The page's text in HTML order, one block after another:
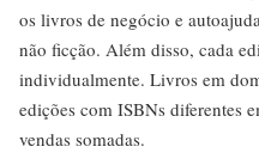
os livros de negócio e
não ficção. Além disso, cada
individualmente. Livros em
edições com ISBNs diferentes
vendas somadas.